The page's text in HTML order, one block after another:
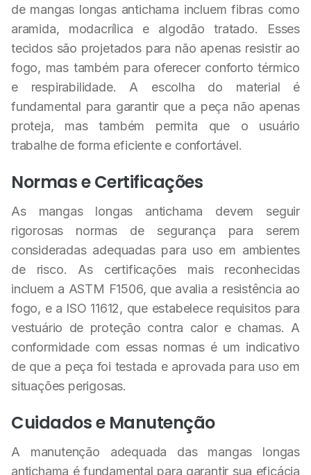
de mangas longas antichama incluem fibras como
aramida, modacrílica e algodão tratado. Esses
tecidos são projetados para não apenas resistir ao
fogo, mas também para oferecer conforto térmico
e respirabilidade. A escolha do material é
fundamental para garantir que a peça não apenas
proteja, mas também permita que o usuário
trabalhe de forma eficiente e confortável.
Normas e Certificações
As mangas longas antichama devem seguir
rigorosas normas de segurança para serem
consideradas adequadas para uso em ambientes
de risco. As certificações mais reconhecidas
incluem a ASTM F1506, que avalia a resistência ao
fogo, e a ISO 11612, que estabelece requisitos para
vestuário de proteção contra calor e chamas. A
conformidade com essas normas é um indicativo
de que a peça foi testada e aprovada para uso em
situações perigosas.
Cuidados e Manutenção
A manutenção adequada das mangas longas
antichama é fundamental para garantir sua eficácia